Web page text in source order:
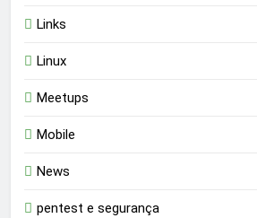
Links
Linux
Meetups
Mobile
News
pentest e segurança